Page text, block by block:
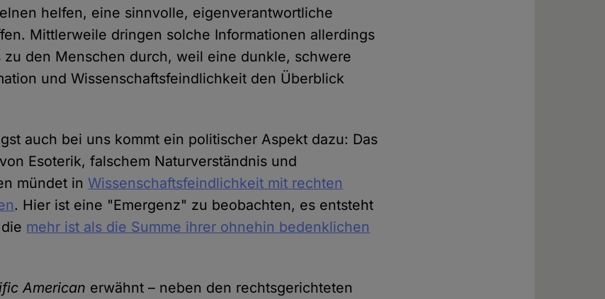
helfen, eine sinnvolle, eigenverantwortliche
Mittlerweile dringen solche Informationen allerdings
zu den Menschen durch, weil eine dunkle, schwere
und Wissenschaftsfeindlichkeit den Überblick
auch bei uns kommt ein politischer Aspekt dazu: Das
Esoterik, falschem Naturverständnis und
mündet in Wissenschaftsfeindlichkeit mit rechten
. Hier ist eine "Emergenz" zu beobachten, es entsteht
mehr ist als die Summe ihrer ohnehin bedenklichen
American erwähnt – neben den rechtsgerichteten